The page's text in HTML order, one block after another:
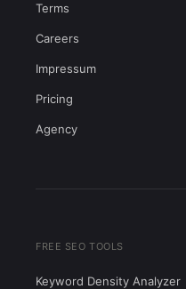
Terms
Careers
Impressum
Pricing
Agency
FREE SEO TOOLS
Keyword Density Analyzer